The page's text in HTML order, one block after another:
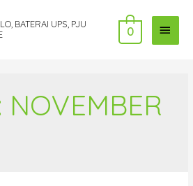
BATERAI UPS, PJU
MAIN
0
NOVEMBER